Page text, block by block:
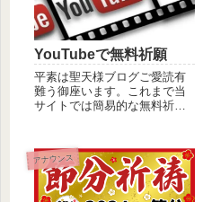
YouTubeで無料祈願
平素は聖天様ブログご愛読有
難う御座います。これまで当
サイトでは簡易的な無料祈願
アナウンス